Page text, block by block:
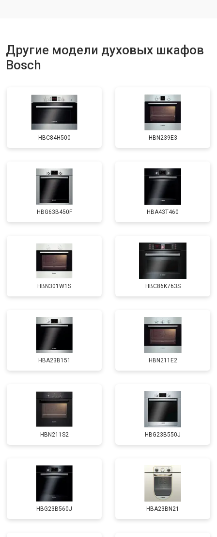
Другие модели духовых шкафов
Bosch
HBC84H500 HBN239E3
HBG63B450F HBA43T460
HBN301W1S HBC86K763S
HBA23B151 HBN211E2
HBN211S2 HBG23B550J
HBG23B560J HBA23BN21